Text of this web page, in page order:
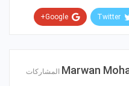
Twitter
Google+
Marwan